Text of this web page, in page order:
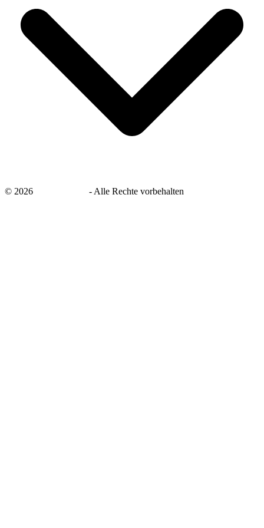
© 2026 - Alle Rechte vorbehalten